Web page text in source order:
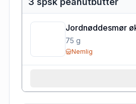
Jordnøddesmør
75 g
Nemlig